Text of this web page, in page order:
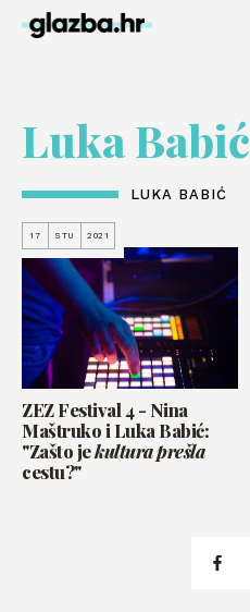
Luka Babić
LUKA BABIĆ
17 STU 2021
ZEZ Festival 4 - Nina
Maštruko i Luka Babić:
"Zašto jekultura prešla
cestu?"